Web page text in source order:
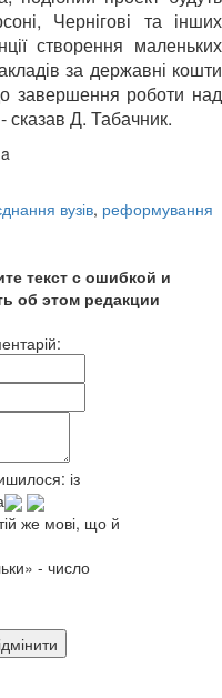
Чернігові та інших
створення маленьких
за державні кошти
завершення роботи над
сказав Д. Табачник.
вузів, реформування
текст с ошибкой и
об этом редакции
із
же мові, що й
- число